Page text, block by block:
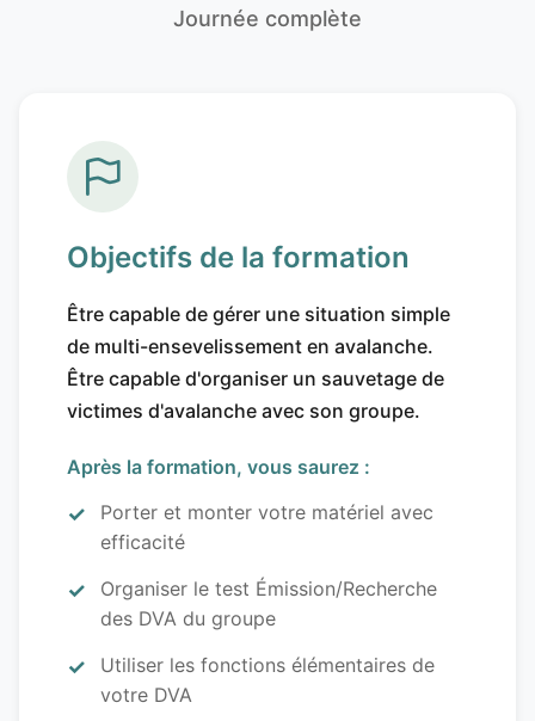
Journée complète
Objectifs de la formation
Être capable de gérer une situation simple
de multi-ensevelissement en avalanche.
Être capable d'organiser un sauvetage de
victimes d'avalanche avec son groupe.
Après la formation, vous saurez :
Porter et monter votre matériel avec
efficacité
Organiser le test Émission/Recherche
des DVA du groupe
Utiliser les fonctions élémentaires de
votre DVA